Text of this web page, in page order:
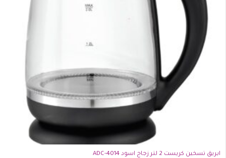
ابريق تسخين كريست 2 لتر زجاج اسود ADC-4014